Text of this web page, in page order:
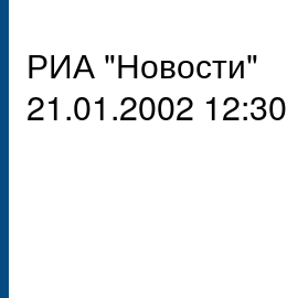
РИА "Новости"
21.01.2002 12:30